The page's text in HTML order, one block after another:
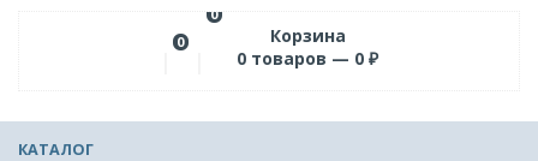
0
0
Корзина
0 товаров — 0 ₽
КАТАЛОГ